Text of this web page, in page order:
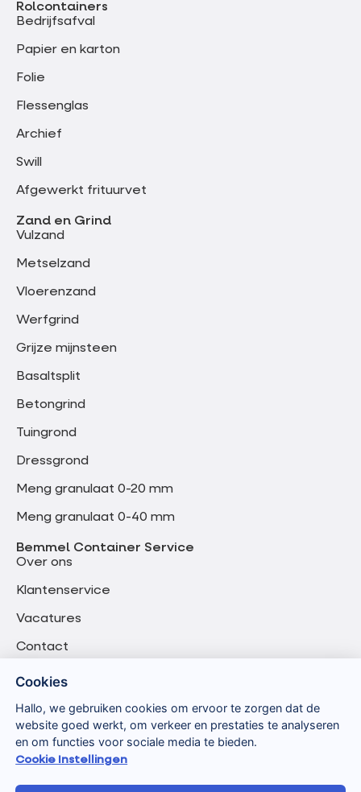
Rolcontainers
Bedrijfsafval
Papier en karton
Folie
Flessenglas
Archief
Swill
Afgewerkt frituurvet
Zand en Grind
Vulzand
Metselzand
Vloerenzand
Werfgrind
Grijze mijnsteen
Basaltsplit
Betongrind
Tuingrond
Dressgrond
Meng granulaat 0-20 mm
Meng granulaat 0-40 mm
Bemmel Container Service
Over ons
Klantenservice
Vacatures
Contact
Cookies
Hallo, we gebruiken cookies om ervoor te zorgen dat de
website goed werkt, om verkeer en prestaties te analyseren
en om functies voor sociale media te bieden.
Cookie Instellingen